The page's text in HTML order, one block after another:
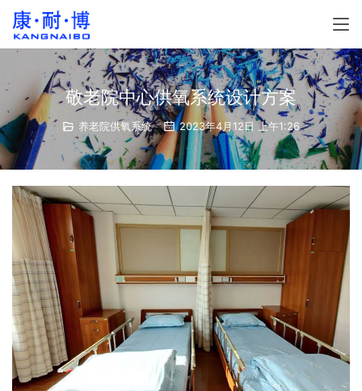
敬老院中心供氧系统设计方案
养老院供氧系统 2023年4月12日 上午1:26